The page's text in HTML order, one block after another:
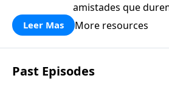
amistades que
¡Únase a uno de los
a casa los principios
Dios para
su iglesia y su
Leer Mas More resources
Past Episodes